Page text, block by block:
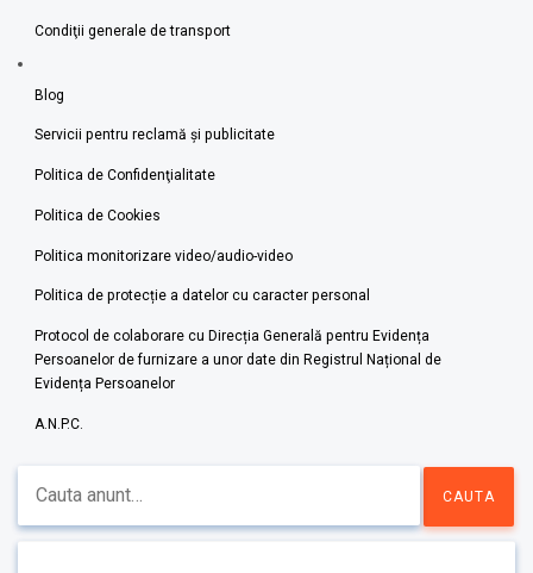
Condiţii generale de transport
Blog
Servicii pentru reclamă și publicitate
Politica de Confidenţialitate
Politica de Cookies
Politica monitorizare video/audio-video
Politica de protecție a datelor cu caracter personal
Protocol de colaborare cu Direcția Generală pentru Evidența
Persoanelor de furnizare a unor date din Registrul Național de
Evidența Persoanelor
A.N.P.C.